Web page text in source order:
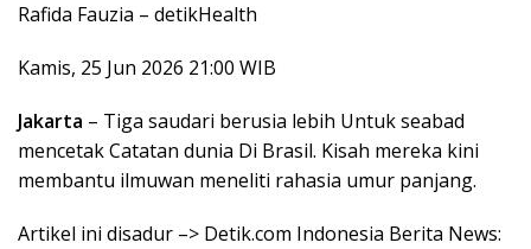
Rafida Fauzia – detikHealth
Kamis, 25 Jun 2026 21:00 WIB
Jakarta – Tiga saudari berusia lebih Untuk seabad
mencetak Catatan dunia Di Brasil. Kisah mereka kini
membantu ilmuwan meneliti rahasia umur panjang.
Artikel ini disadur –> Detik.com Indonesia Berita News: